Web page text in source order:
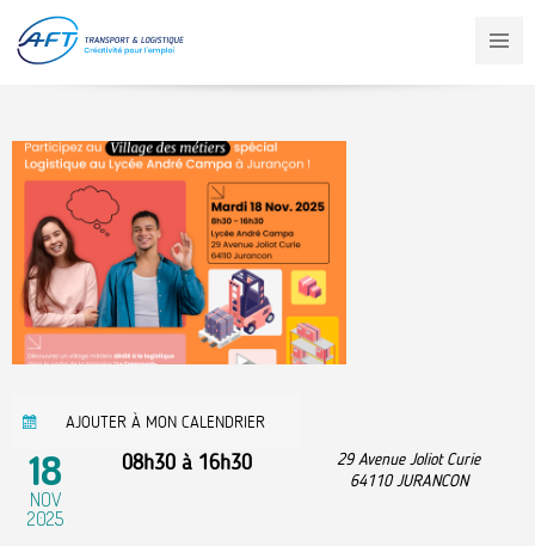
contenu
principal
AJOUTER À MON CALENDRIER
18
NOV
2025
08h30 à 16h30
29 Avenue Joliot Curie
64110 JURANCON